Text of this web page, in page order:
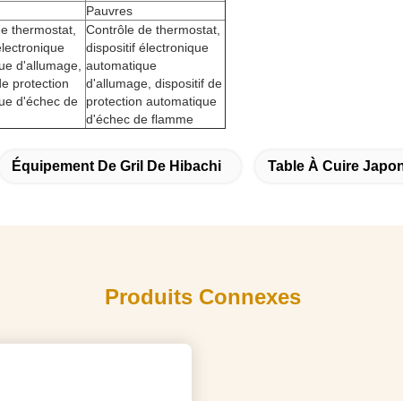
Pauvres
thermostat,
d'allumage,
protection
d'échec de
Contrôle de thermostat,
dispositif électronique
automatique
d'allumage, dispositif de
protection automatique
d'échec de flamme
Équipement De Gril De Hibachi Table À Cuire
Produits Connexes